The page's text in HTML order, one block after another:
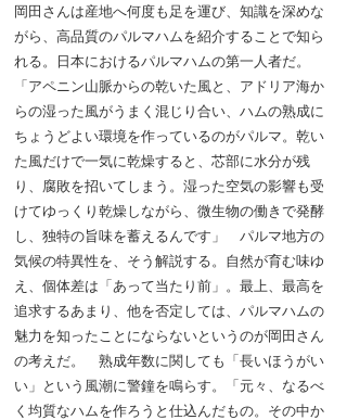
岡田さんは産地へ何度も足を運び、知識を深めな
がら、高品質のパルマハムを紹介することで知ら
れる。日本におけるパルマハムの第一人者だ。
「アペニン山脈からの乾いた風と、アドリア海か
らの湿った風がうまく混じり合い、ハムの熟成に
ちょうどよい環境を作っているのがパルマ。乾い
た風だけで一気に乾燥すると、芯部に水分が残
り、腐敗を招いてしまう。湿った空気の影響も受
けてゆっくり乾燥しながら、微生物の働きで発酵
し、独特の旨味を蓄えるんです」 パルマ地方の
気候の特異性を、そう解説する。自然が育む味ゆ
え、個体差は「あって当たり前」。最上、最高を
追求するあまり、他を否定しては、パルマハムの
魅力を知ったことにならないというのが岡田さん
の考えだ。 熟成年数に関しても「長いほうがい
い」という風潮に警鐘を鳴らす。「元々、なるべ
く均質なハムを作ろうと仕込んだもの。その中か